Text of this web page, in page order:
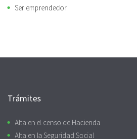
Ser emprendedor
Trámites
Alta en el censo de Hacienda
Alta en la Seguridad Social